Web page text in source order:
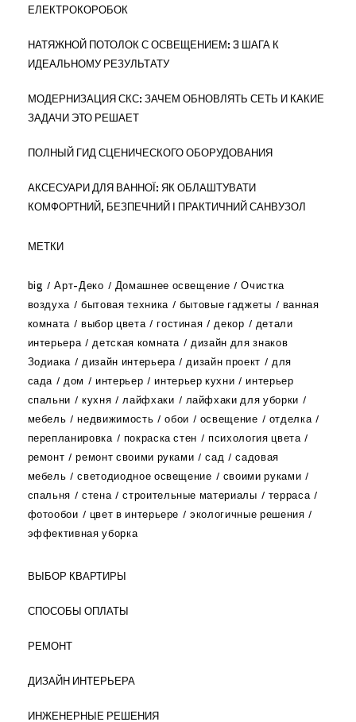
ЕЛЕКТРОКОРОБОК
НАТЯЖНОЙ ПОТОЛОК С ОСВЕЩЕНИЕМ: 3 ШАГА К
ИДЕАЛЬНОМУ РЕЗУЛЬТАТУ
МОДЕРНИЗАЦИЯ СКС: ЗАЧЕМ ОБНОВЛЯТЬ СЕТЬ И КАКИЕ
ЗАДАЧИ ЭТО РЕШАЕТ
ПОЛНЫЙ ГИД СЦЕНИЧЕСКОГО ОБОРУДОВАНИЯ
АКСЕСУАРИ ДЛЯ ВАННОЇ: ЯК ОБЛАШТУВАТИ
КОМФОРТНИЙ, БЕЗПЕЧНИЙ І ПРАКТИЧНИЙ САНВУЗОЛ
МЕТКИ
big Арт-Деко Домашнее освещение
Очистка
воздуха
бытовая техника бытовые гаджеты
ванная
комната
выбор цвета гостиная декор
детали
интерьера
детская комната
дизайн для знаков
Зодиака
дизайн интерьера дизайн проект
для
сада
дом интерьер интерьер кухни
интерьер
спальни
кухня лайфхаки
лайфхаки для уборки
мебель
недвижимость обои освещение
отделка
перепланировка
покраска стен
психология цвета
ремонт
ремонт своими руками сад
садовая
мебель
светодиодное освещение
своими руками
спальня
стена строительные материалы
терраса
фотообои
цвет в интерьере
экологичные решения
эффективная уборка
ВЫБОР КВАРТИРЫ
СПОСОБЫ ОПЛАТЫ
РЕМОНТ
ДИЗАЙН ИНТЕРЬЕРА
ИНЖЕНЕРНЫЕ РЕШЕНИЯ